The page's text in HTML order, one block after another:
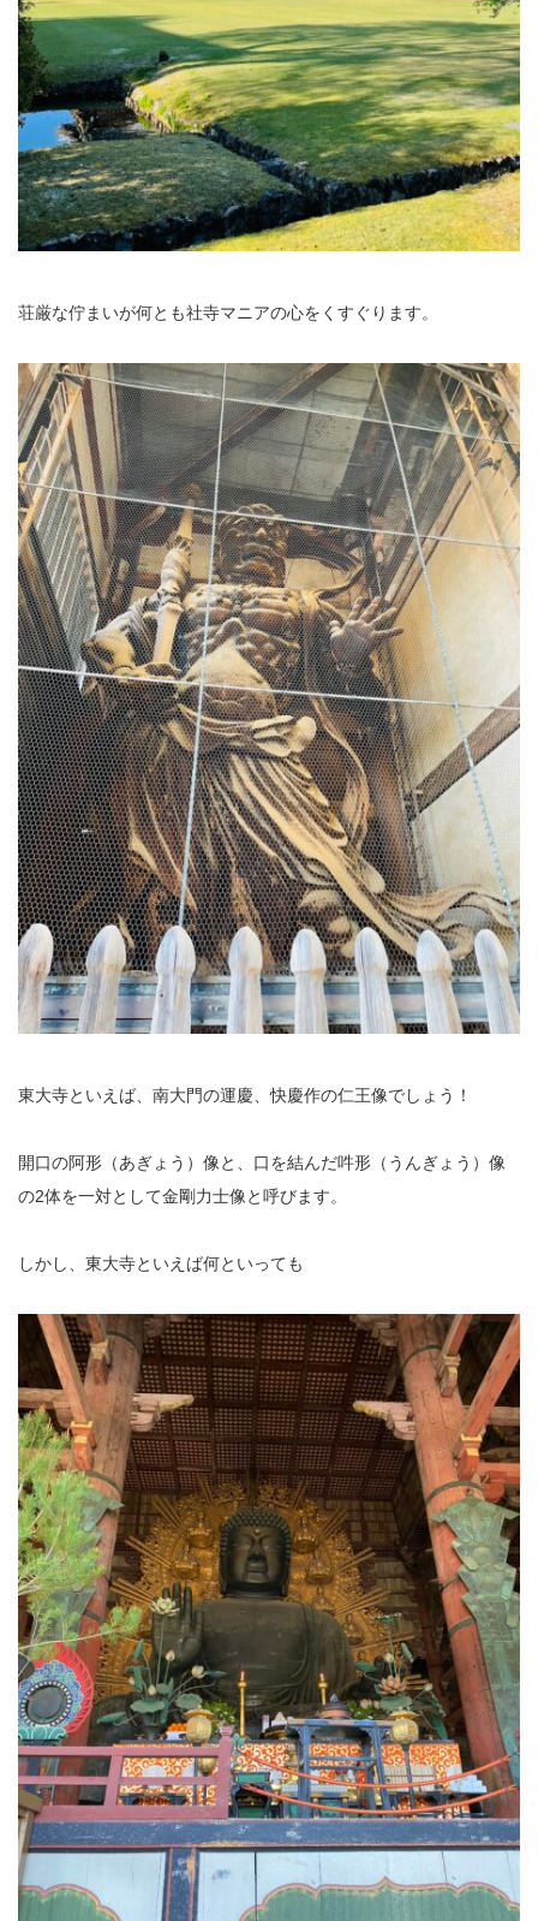
荘厳な佇まいが何とも社寺マニアの心をくすぐります。
東大寺といえば、南大門の運慶、快慶作の仁王像でしょう！
開口の阿形（あぎょう）像と、口を結んだ吽形（うんぎょう）像
の2体を一対として金剛力士像と呼びます。
しかし、東大寺といえば何といっても